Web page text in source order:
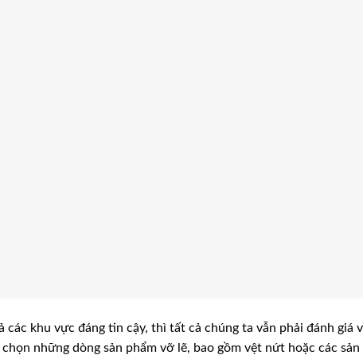
các khu vực đáng tin cậy, thì tất cả chúng ta vẫn phải đánh giá
những dòng sản phẩm vỡ lẽ, bao gồm vệt nứt hoặc các sản